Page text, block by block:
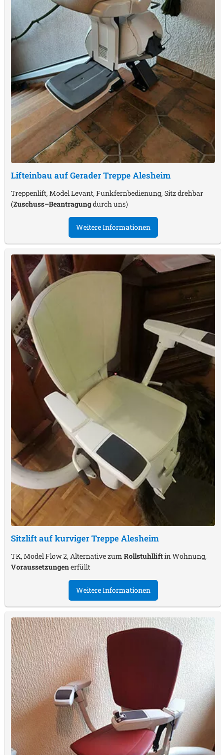
Lifteinbau auf Gerader TreppeAlesheim
Treppenlift, Model Levant, Funkfernbedienung, Sitz drehbar
(Zuschuss–Beantragungdurch uns)
Weitere Informationen
Sitzlift auf kurviger TreppeAlesheim
TK, Model Flow 2, Alternative zum Rollstuhlliftin Wohnung,
Voraussetzungenerfüllt
Weitere Informationen